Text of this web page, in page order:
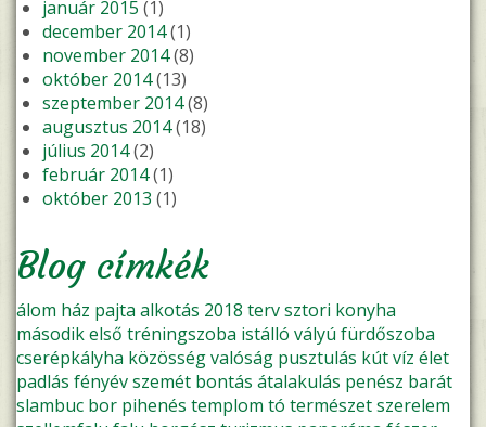
január 2015 (1)
december 2014(1)
november 2014(8)
október 2014(13)
szeptember 2014(8)
augusztus 2014(18)
július 2014(2)
február 2014(1)
október 2013 (1)
Blog címkék
álom ház pajta alkotás 2018 tervsztori konyha
másodikelső tréningszoba istálló vályú fürdőszoba
cserépkályha közösségvalóság pusztulás kútvíz élet
padlás fényévszemét bontás átalakulás penész barát
slambuc bor pihenés templom tó természetszerelem